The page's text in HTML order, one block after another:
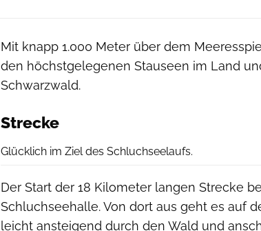
Mit knapp 1.000 Meter über dem
den höchstgelegenen Stauseen im Land
Schwarzwald.
Strecke
Glücklich im Ziel des Schluchseelaufs.
Der Start der 18 Kilometer langen Strecke
Schluchseehalle. Von dort aus geht es auf
leicht ansteigend durch den Wald und